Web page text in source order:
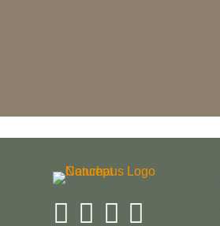
   